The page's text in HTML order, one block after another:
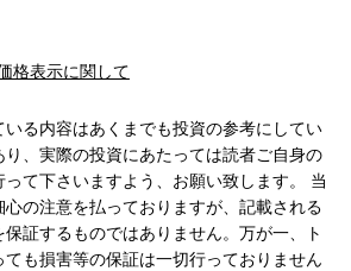
格表示に関して
る内容はあくまでも投資の参考にしてい
、実際の投資にあたっては読者ご自身の
て下さいますよう、お願い致します。 当
の注意を払っておりますが、記載される
証するものではありません。万が一、ト
も損害等の保証は一切行っておりません